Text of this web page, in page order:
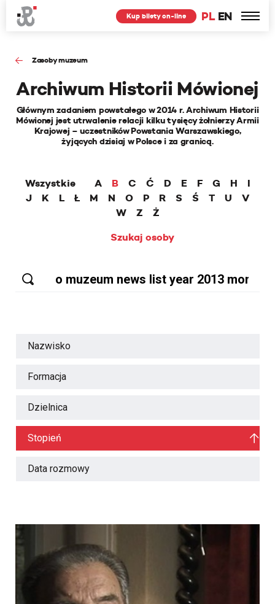
PL EN
Kup bilety on-line
Zasoby muzeum
Archiwum Historii Mówionej
Głównym zadaniem powstałego w 2014 r. Archiwum Historii
Mówionej jest utrwalenie relacji kilku tysięcy żołnierzy Armii
Krajowej – uczestników Powstania Warszawskiego,
żyjących dzisiaj w Polsce i za granicą.
Wszystkie A B C Ć D E F G H
I
J
K L Ł M N O P R S Ś T U
V
W
Z
Ż
Szukaj osoby
Nazwisko
Formacja
Dzielnica
Stopień
Data rozmowy